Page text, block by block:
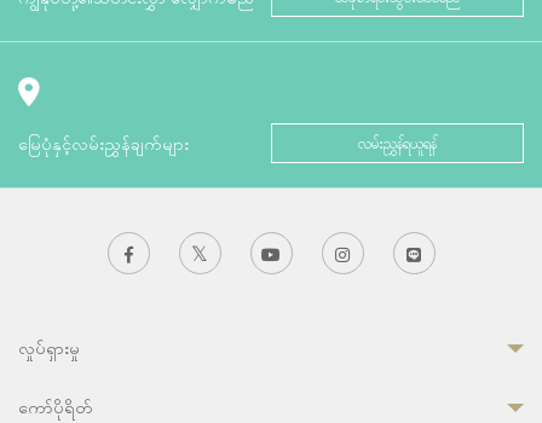
မြေပုံနှင့်လမ်းညွှန်ချက်များ လမ်းညွှန်ရယူရန်
လှုပ်ရှားမှု
ကော်ပိုရိတ်